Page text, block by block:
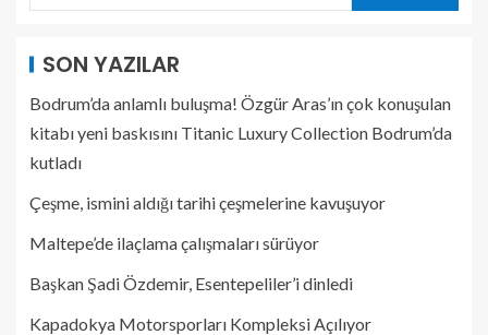
SON YAZILAR
Bodrum’da anlamlı buluşma! Özgür Aras’ın çok konuşulan
kitabı yeni baskısını Titanic Luxury Collection Bodrum’da
kutladı
Çeşme, ismini aldığı tarihi çeşmelerine kavuşuyor
Maltepe’de ilaçlama çalışmaları sürüyor
Başkan Şadi Özdemir, Esentepeliler’i dinledi
Kapadokya Motorsporları Kompleksi Açılıyor